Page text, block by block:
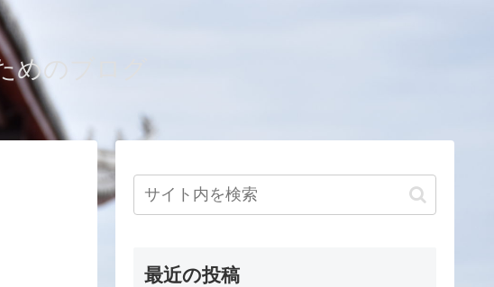
のブログ
最近の投稿